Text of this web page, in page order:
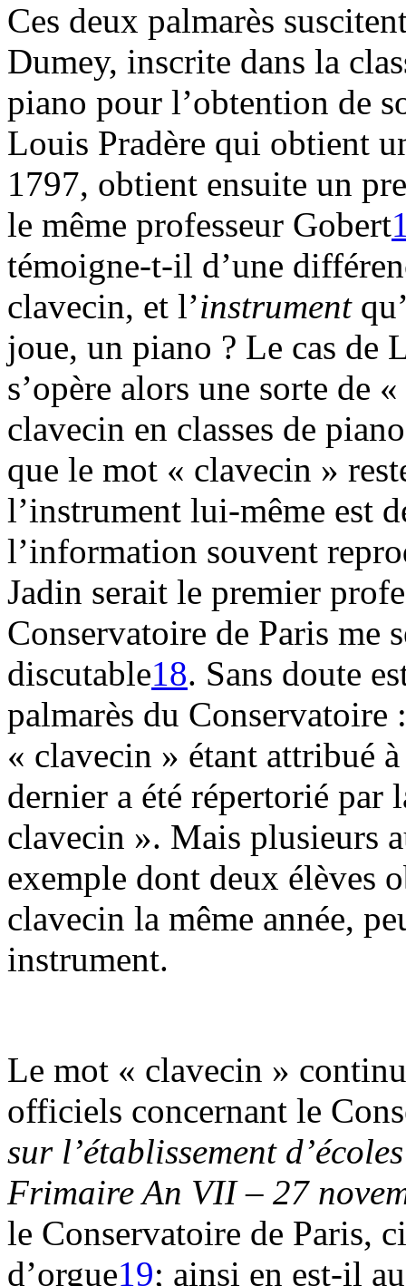
Ces deux palmarès
Dumey, inscrite dans la
piano pour l’obtention de
Louis Pradère qui obtient
1797, obtient ensuite un
le même professeur Gobert
témoigne-t-il d’une
clavecin, et l’instrument
joue, un piano ? Le cas de
s’opère alors une sorte de
clavecin en classes de
que le mot « clavecin »
l’instrument lui-même est
l’information souvent
Jadin serait le premier
Conservatoire de Paris me
discutable18. Sans doute
palmarès du
« clavecin » étant attribué
dernier a été répertorié par
clavecin ». Mais plusieurs
exemple dont deux élèves
clavecin la même année,
instrument.
Le mot « clavecin »
officiels concernant le
sur l’établissement
Frimaire An VII – 27
le Conservatoire de Paris,
d’orgue19; ainsi en est-il